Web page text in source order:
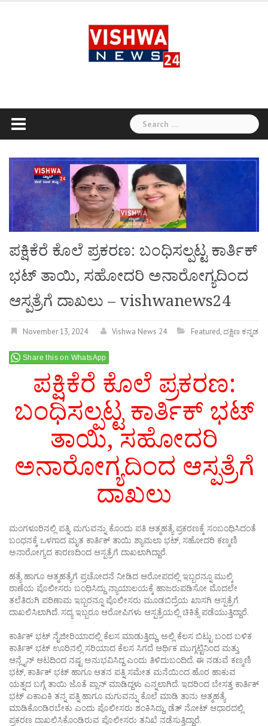
Search
for:
ಪಕ್ಷಿಕೆರೆ ಕೊಲೆ ಪ್ರಕರಣ: ಬಂಧಿಸಲ್ಪಟ್ಟ ಕಾರ್ತಿಕ್
ಭಟ್ ತಾಯಿ, ಸಹೋದರಿ ಅನಾರೋಗ್ಯದಿಂದ
ಆಸ್ಪತ್ರೆಗೆ ದಾಖಲು – vishwanews24
November 13, 2024 Vishwa News 24 Featured,ದಕ್ಷಿಣ ಕನ್ನಡ
Share this on WhatsApp
ಪಕ್ಷಿಕೆರೆ ಕೊಲೆ ಪ್ರಕರಣ:
ಬಂಧಿಸಲ್ಪಟ್ಟ ಕಾರ್ತಿಕ್ ಭಟ್
ತಾಯಿ, ಸಹೋದರಿ
ಅನಾರೋಗ್ಯದಿಂದ ಆಸ್ಪತ್ರೆಗೆ
ದಾಖಲು
ಮಂಗಳೂರಿನಲ್ಲಿ ಪತ್ನಿ, ಮಗುವನ್ನು ಕೊಂದು ಪತಿ ಆತ್ಮಹತ್ಯೆ ಪ್ರಕರಣಕ್ಕೆ ಸಂಬಂಧಿಸಿದಂತೆ
ಬಂಧನಕ್ಕೆ ಒಳಗಾದ ಮೃತ ಕಾರ್ತಿಕ್ ತಾಯಿ ಶ್ಯಾಮಲಾ ಭಟ್, ಸಹೋದರಿ ಕಣ್ಮಣಿ
ಅನಾರೋಗ್ಯದ ಕಾರಣದಿಂದ ಆಸ್ಪತ್ರೆಗೆ ದಾಖಲಾಗಿದ್ದಾರೆ.
ಹತ್ಯೆ ಹಾಗೂ ಆತ್ಮಹತ್ಯೆಗೆ ಪ್ರಚೋದನೆ ನೀಡಿದ ಆರೋಪದಲ್ಲಿ ಇಬ್ಬರನ್ನೂ ಮುಲ್ಕಿ
ಠಾಣೆಯ ಪೊಲೀಸರು ಬಂಧಿಸಿದ್ದು ನ್ಯಾಯಾಲಯಕ್ಕೆ ಹಾಜರುಪಡಿಸೋ ಮೊದಲೇ
ತಲೆತಿರುಗಿ ಪರಿಣಾಮ ಇಬ್ಬರನ್ನೂ ಪೊಲೀಸರು ಮೂಡಬಿದ್ರೆಯ ಖಾಸಗಿ ಆಸ್ಪತ್ರೆಗೆ
ದಾಖಲಿಸಿಲಾಗಿದೆ. ಸದ್ಯ ಇಬ್ಬರೂ ಆರೋಪಿಗಳು ಆಸ್ಪತ್ರೆಯಲ್ಲಿ ಚಿಕಿತ್ಸೆ ಪಡೆಯುತ್ತಿದ್ದಾರೆ.
ಕಾರ್ತಿಕ್ ಭಟ್ ನೈಜೀರಿಯಾದಲ್ಲಿ ಕೆಲಸ ಮಾಡುತ್ತಿದ್ದು, ಅಲ್ಲಿ ಕೆಲಸ ಬಿಟ್ಟು ಬಂದ ಬಳಿಕ
ಕಾರ್ತಿಕ್ ಭಟ್ ಊರಿನಲ್ಲಿ ಸರಿಯಾದ ಕೆಲಸ ಸಿಗದೆ ಆರ್ಥಿಕ ಮುಗ್ಗಟ್ಟಿನಿಂದ ಮತ್ತು
ಆನ್ಲೈನ್ ಆಟದಿಂದ ನಷ್ಟ ಅನುಭವಿಸಿದ್ದ ಎಂದು ತಿಳಿದುಬಂದಿದೆ. ಈ ನಡುವೆ ಕಣ್ಮಣಿ
ಭಟ್, ಕಾರ್ತಿಕ್ ಭಟ್ ಹಾಗೂ ಆತನ ಪತ್ನಿ ಸಮೇತ ಮನೆಯಿಂದ ಹೊರ ಹಾಕುವ
ಯತ್ನದ ಬಗ್ಗೆ ತಾಯಿ ಜೊತೆ ಪ್ಲಾನ್ ಮಾಡಿದ್ದಳು ಎನ್ನಲಾಗಿದೆ. ಇದರಿಂದ ಬೇಸತ್ತ ಕಾರ್ತಿಕ್
ಭಟ್ ಏಕಾಏಕಿ ತನ್ನ ಪತ್ನಿ ಹಾಗೂ ಮಗುವನ್ನು ಕೊಲೆ ಮಾಡಿ ತಾನು ಆತ್ಮಹತ್ಯೆ
ಮಾಡಿಕೊಂಡಿರಬೇಕು ಎಂದು ಪೊಲೀಸರು ಶಂಕಿಸಿದ್ದು, ಡೆತ್ ನೋಟ್ ಆಧಾರದಲ್ಲಿ
ಪ್ರಕರಣ ದಾಖಲಿಸಿಕೊಂಡಿರುವ ಪೊಲೀಸರು ತನಿಖೆ ನಡೆಸುತ್ತಿದ್ದಾರೆ.